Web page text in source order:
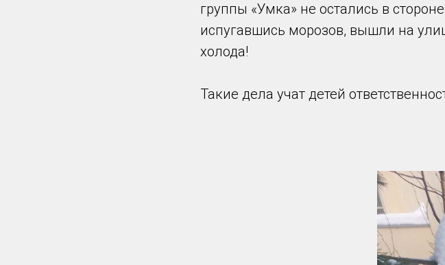
группы «Умка» не остались в
испугавшись морозов, вышли на
холода!
Такие дела учат детей